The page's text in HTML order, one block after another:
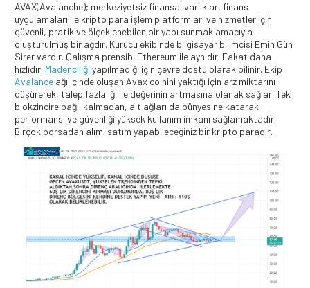
AVAX(Avalanche); merkeziyetsiz finansal varlıklar, finans
uygulamaları ile kripto para işlem platformları ve hizmetler için
güvenli, pratik ve ölçeklenebilen bir yapı sunmak amacıyla
oluşturulmuş bir ağdır. Kurucu ekibinde bilgisayar bilimcisi Emin Gün
Sirer vardır. Çalışma prensibi Ethereum ile aynıdır. Fakat daha
hızlıdır. Madenciliği yapılmadığı için çevre dostu olarak bilinir. Ekip
Avalance ağı içinde oluşan Avax coinini yaktığı için arz miktarını
düşürerek, talep fazlalığı ile değerinin artmasına olanak sağlar. Tek
blokzincire bağlı kalmadan, alt ağları da bünyesine katarak
performansı ve güvenliği yüksek kullanım imkanı sağlamaktadır.
Birçok borsadan alım-satım yapabileceğiniz bir kripto paradır.